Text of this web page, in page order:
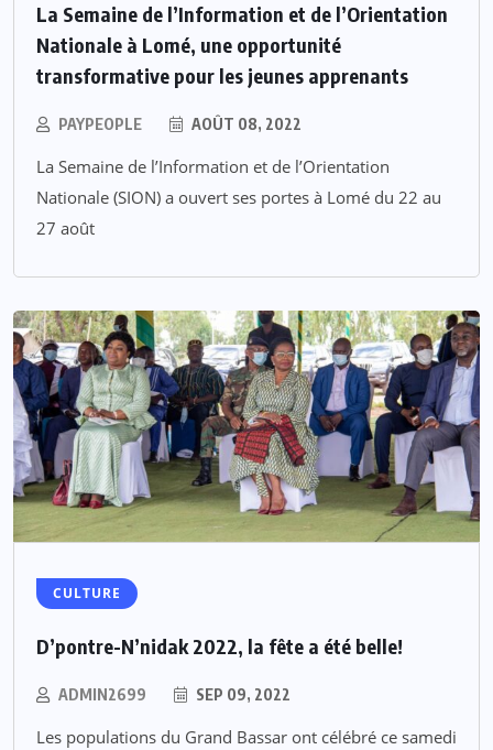
La Semaine de l’Information et de l’Orientation
Nationale à Lomé, une opportunité
transformative pour les jeunes apprenants
PAYPEOPLE AOÛT 08, 2022
La Semaine de l’Information et de l’Orientation
Nationale (SION) a ouvert ses portes à Lomé du 22 au
27 août
CULTURE
D’pontre-N’nidak 2022, la fête a été belle!
ADMIN2699 SEP 09, 2022
Les populations du Grand Bassar ont célébré ce samedi